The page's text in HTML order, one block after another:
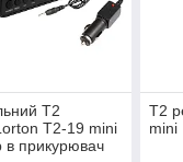
Т2
T2-19 mini
в прикурювач
Т2
mini